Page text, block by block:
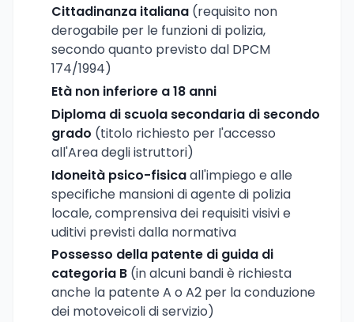
Cittadinanza italiana (requisito non
derogabile per le funzioni di polizia,
secondo quanto previsto dal DPCM
174/1994)
Età non inferiore a 18 anni
Diploma di scuola secondaria di secondo
grado (titolo richiesto per l'accesso
all'Area degli istruttori)
Idoneità psico-fisicaall'impiego e alle
specifiche mansioni di agente di polizia
locale, comprensiva dei requisiti visivi e
uditivi previsti dalla normativa
Possesso della patente di guida di
categoria B (in alcuni bandi è richiesta
anche la patente A o A2 per la conduzione
dei motoveicoli di servizio)